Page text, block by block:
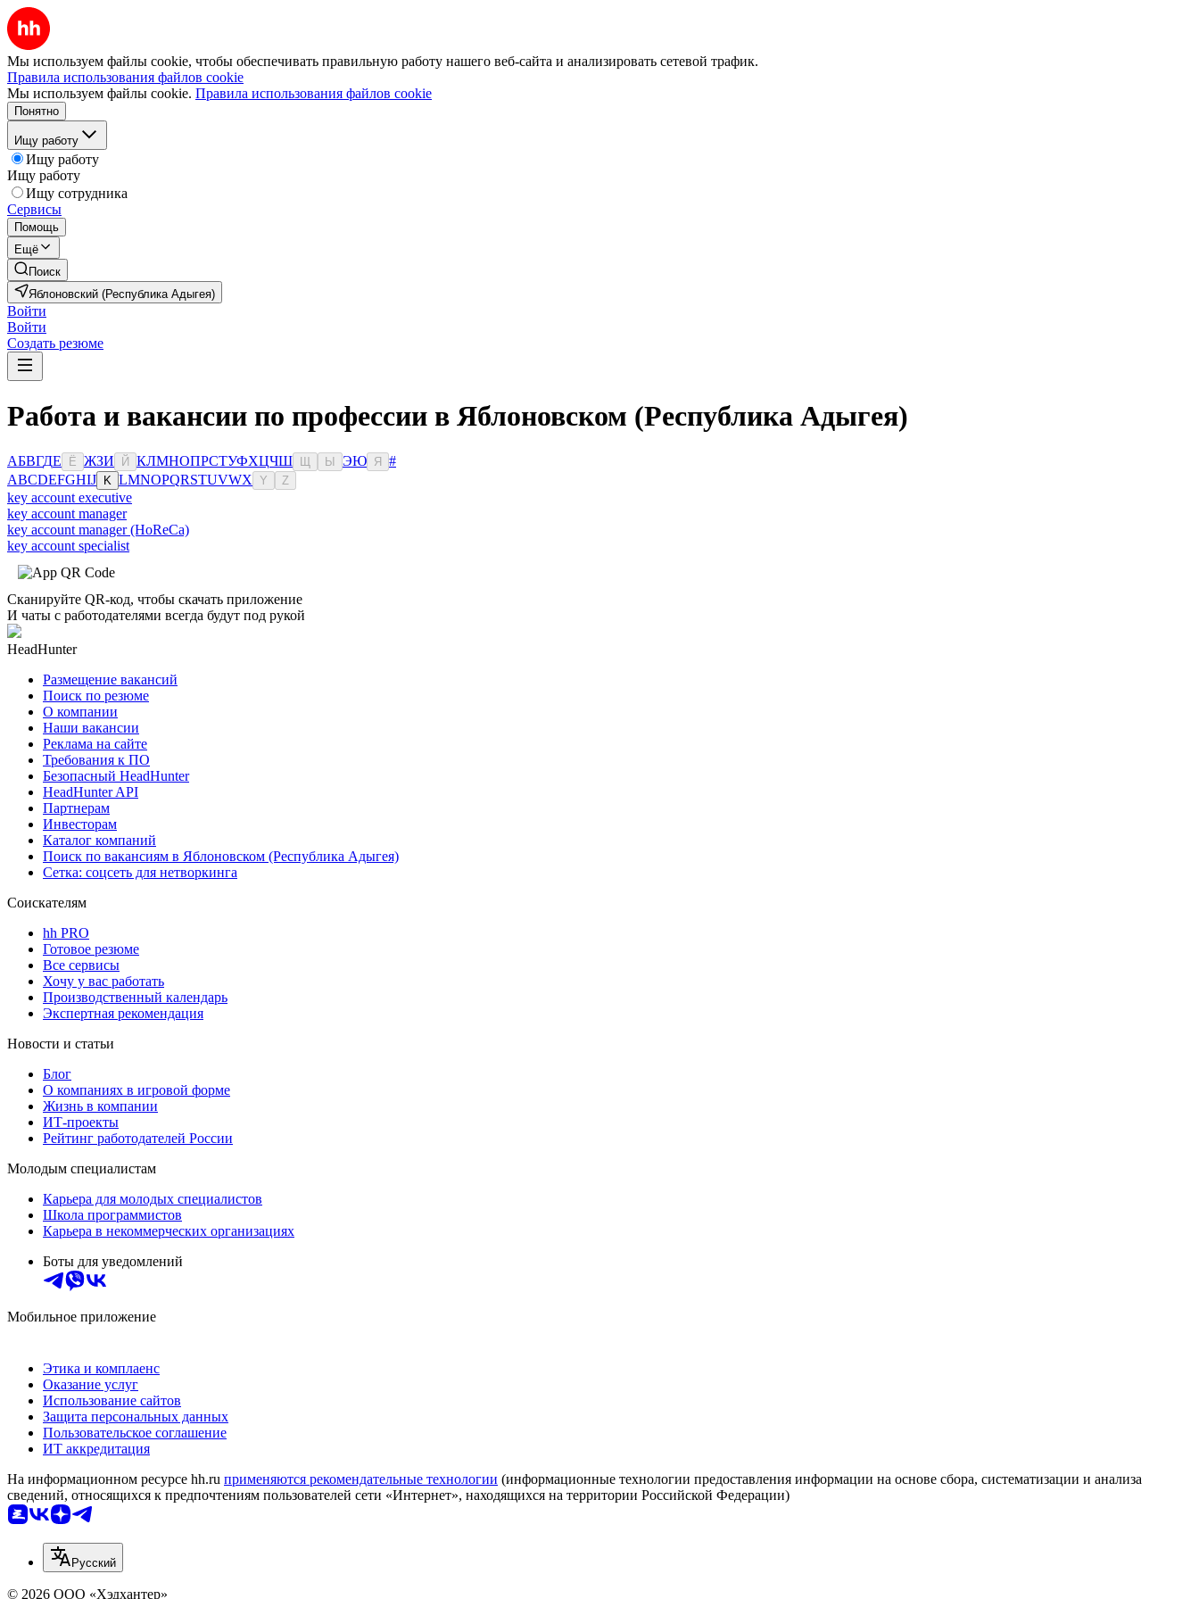
Мы используем файлы cookie, чтобы обеспечивать правильную работу нашего веб-сайта и анализировать сетевой трафик.
Правила использования файлов cookie
Мы используем файлы cookie. Правила использования файлов cookie
Понятно
Ищу работу
Ищу работу
Ищу работу
Ищу сотрудника
Сервисы
Помощь
Ещё
Поиск
Яблоновский (Республика Адыгея)
Войти
Войти
Создать резюме
Работа и вакансии по профессии в Яблоновском (Республика Адыгея)
АБВГДЕ Ё ЖЗИ Й КЛМНОПРСТУФХЦЧШ Ы ЭЮ Я
#
ABCDEFGHIJ K LMNOPQRSTUVWX Y Z
key account executive
key account manager
key account manager (HoReCa)
key account specialist
Сканируйте QR-код, чтобы скачать приложение
И чаты с работодателями всегда будут под рукой
HeadHunter
Размещение вакансий
Поиск по резюме
О компании
Наши вакансии
Реклама на сайте
Требования к ПО
Безопасный HeadHunter
HeadHunter API
Партнерам
Инвесторам
Каталог компаний
Поиск по вакансиям в Яблоновском (Республика Адыгея)
Сетка: соцсеть для нетворкинга
Соискателям
hh PRO
Готовое резюме
Все сервисы
Хочу у вас работать
Производственный календарь
Экспертная рекомендация
Новости и статьи
Блог
О компаниях в игровой форме
Жизнь в компании
ИТ-проекты
Рейтинг работодателей России
Молодым специалистам
Карьера для молодых специалистов
Школа программистов
Карьера в некоммерческих организациях
Боты для уведомлений
Мобильное приложение
Этика и комплаенс
Оказание услуг
Использование сайтов
Защита персональных данных
Пользовательское соглашение
ИТ аккредитация
На информационном ресурсе hh.ru применяются рекомендательные технологии (информационные технологии предоставления информации на основе сбора, систематизации и анализа
сведений, относящихся к предпочтениям пользователей сети «Интернет», находящихся на территории Российской Федерации)
Русский
© 2026 ООО «Хэдхантер»